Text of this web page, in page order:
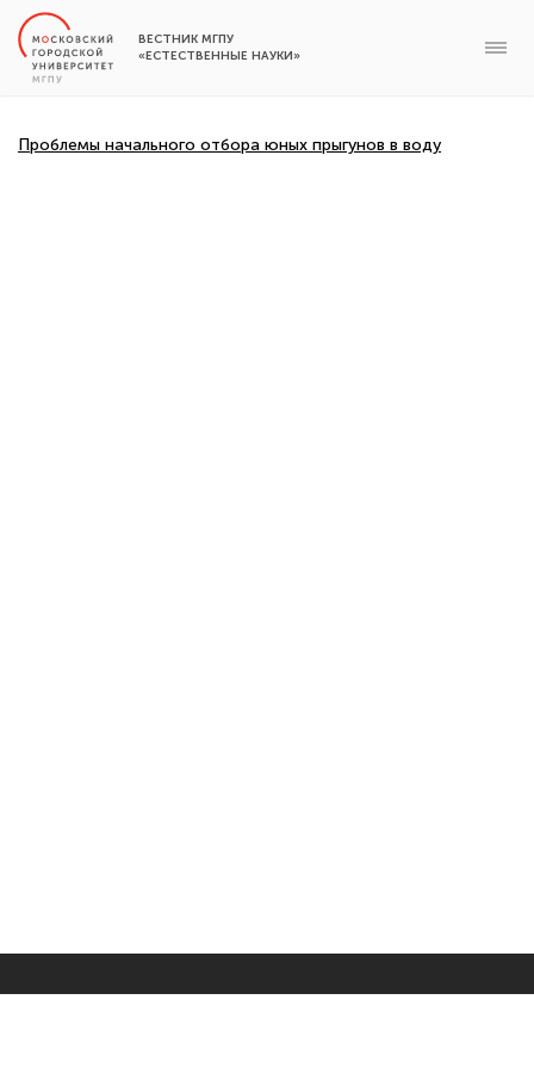
ВЕСТНИК МГПУ
«ЕСТЕСТВЕННЫЕ НАУКИ»
Проблемы начального отбора юных прыгунов в воду